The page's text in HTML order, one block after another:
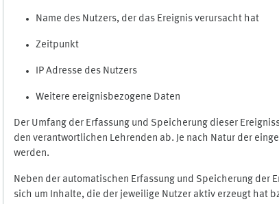
Name des Nutzers, der das Ereignis verursacht hat
Zeitpunkt
IP Adresse des Nutzers
Weitere ereignisbezogene Daten
Der Umfang der Erfassung und Speicherung dieser
den verantwortlichen Lehrenden ab. Je nach Natur der
werden.
Neben der automatischen Erfassung und Speicherung der
sich um Inhalte, die der jeweilige Nutzer aktiv erzeugt hat